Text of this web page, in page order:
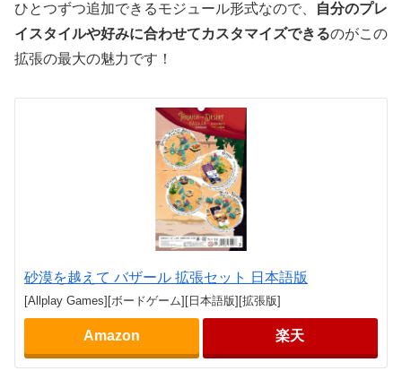
ひとつずつ追加できるモジュール形式なので、
自分のプレ
イスタイルや好みに合わせてカスタマイズできるのがこの
拡張の最大の魅力です！
砂漠を越えて バザール 拡張セット 日本語版
[Allplay Games][ボードゲーム][日本語版][拡張版]
Amazon 楽天